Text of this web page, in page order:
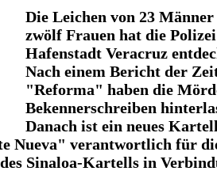
Die Leichen von 23
zwölf Frauen hat die
Hafenstadt Veracruz
Nach einem Bericht der
"Reforma" haben die
Bekennerschreiben
Danach ist ein neues
Nueva" verantwortlich für
Sinaloa-Kartells in